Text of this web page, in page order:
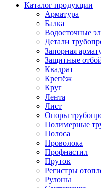
Каталог продукции
Арматура
Балка
Водосточные
Детали
Запорная
Защитные
Квадрат
Крепёж
Круг
Лента
Лист
Опоры
Полимерные
Полоса
Проволока
Профнастил
Пруток
Регистры
Рулоны